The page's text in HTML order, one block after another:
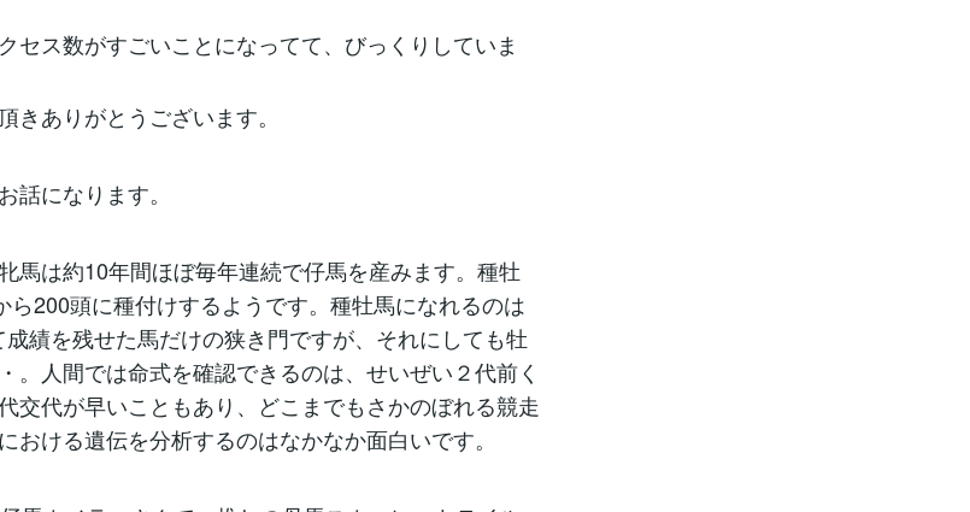
セス数がすごいことになってて、びっくりしていま
きありがとうございます。
話になります。
馬は約10年間ほぼ毎年連続で仔馬を産みます。種牡
ら200頭に種付けするようです。種牡馬になれるのは
績を残せた馬だけの狭き門ですが、それにしても牡
。人間では命式を確認できるのは、せいぜい２代前く
交代が早いこともあり、どこまでもさかのぼれる競走
おける遺伝を分析するのはなかなか面白いです。